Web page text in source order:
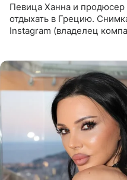
Певица Ханна и
отдыхать в Грецию.
Instagram (владелец